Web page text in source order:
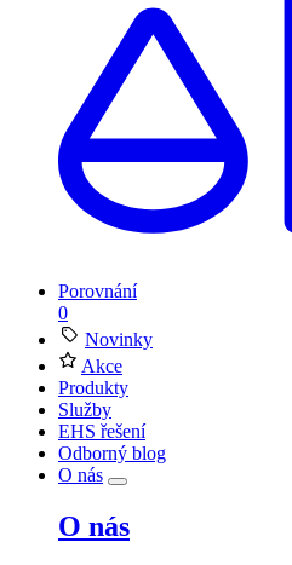
Porovnání
0
Novinky
Akce
Produkty
Služby
EHS řešení
Odborný blog
O nás
O nás